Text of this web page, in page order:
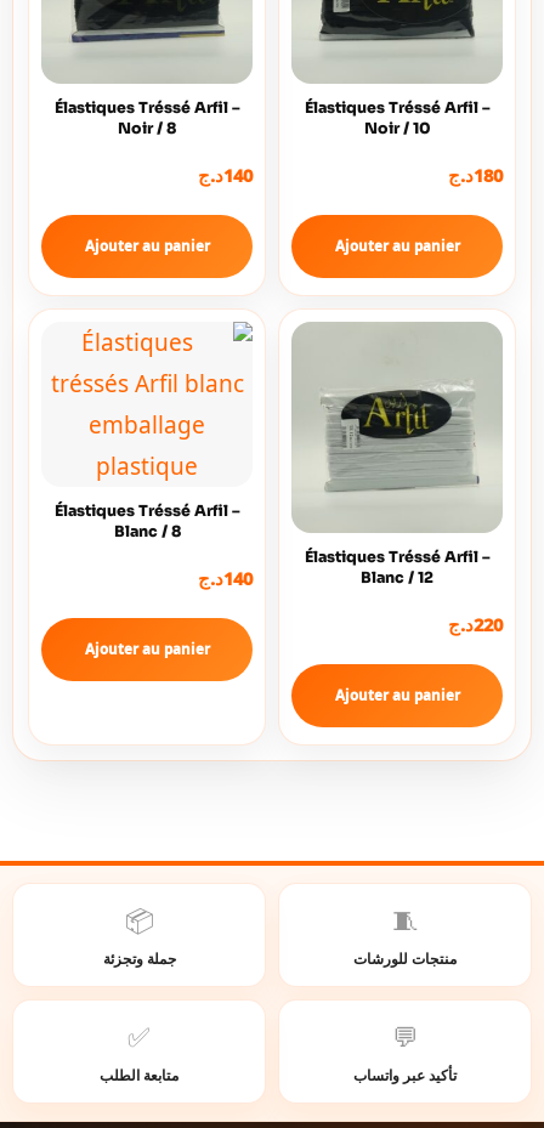
Élastiques Tréssé Arfil –
Noir / 10
180د.ج
Ajouter au panier
Élastiques Tréssé Arfil –
Noir / 8
140د.ج
Ajouter au panier
Élastiques Tréssé Arfil –
Blanc / 12
220د.ج
Ajouter au panier
Élastiques Tréssé Arfil –
Blanc / 8
140د.ج
Ajouter au panier
🧵
منتجات للورشات
📦
جملة وتجزئة
💬
تأكيد عبر واتساب
✅
متابعة الطلب